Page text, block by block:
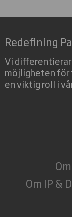
Redefining
Vi
möjligheten för
en viktig roll i
Om IP &